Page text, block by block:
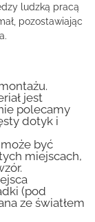
ludzką pracą
pozostawiając
jest
polecamy
dotyk i
może być
miejscach,
(pod
ze światłem